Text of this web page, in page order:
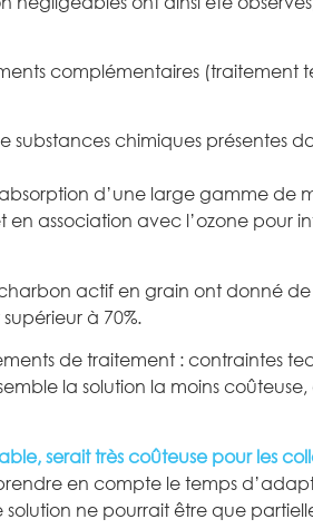
complémentaires (traitement
chimiques présentes
d’une large gamme de
association avec l’ozone pour
actif en grain ont donné de
à 70%.
de traitement : contraintes
la solution la moins
serait très coûteuse pour les
en compte le temps
ne pourrait être que